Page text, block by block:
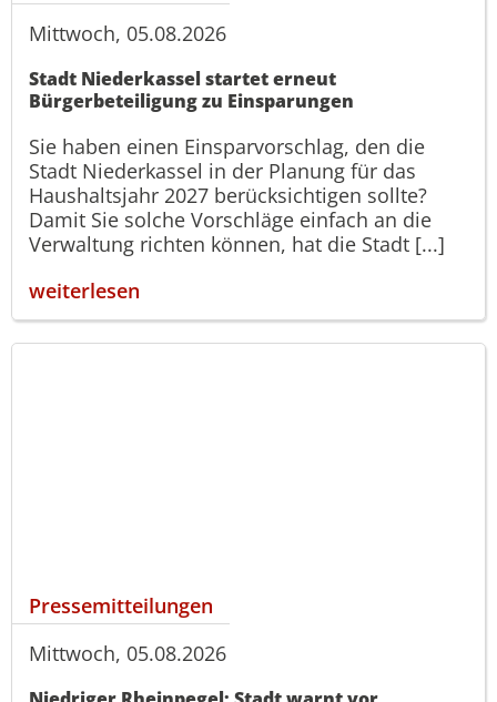
Mittwoch, 05.08.2026
Stadt Niederkassel startet erneut
Bürgerbeteiligung zu Einsparungen
Sie haben einen Einsparvorschlag, den die
Stadt Niederkassel in der Planung für das
Haushaltsjahr 2027 berücksichtigen sollte?
Damit Sie solche Vorschläge einfach an die
Verwaltung richten können, hat die Stadt [...]
weiterlesen
Pressemitteilungen
Mittwoch, 05.08.2026